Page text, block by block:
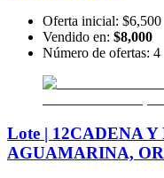
Oferta inicial: $6,500
Vendido en: $8,000
Número de ofertas: 4
Lote | 12CADENA
AGUAMARINA,